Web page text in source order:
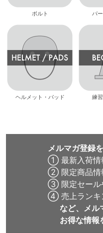
ボルト パ
ヘルメット・パッド 練
メルマガ登録
① 最新入荷情
② 限定商品情
③ 限定セール
④ 売上ランキ
など、メル
お得な情報